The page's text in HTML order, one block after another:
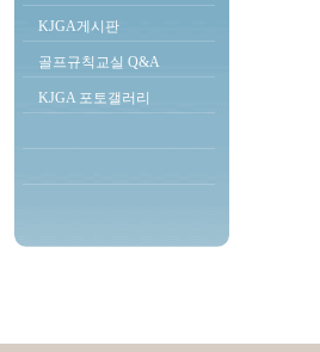
KJGA게시판
골프규칙교실 Q&A
KJGA 포토갤러리